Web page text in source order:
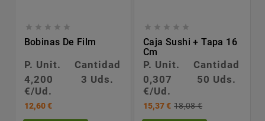
    
Bobinas De Film
P. Unit.
Cantidad
4,200
€/Ud.
3 Uds.
12,60 €
    
Caja Sushi + Tapa 16
Cm
P. Unit.
Cantidad
0,307
€/Ud.
50 Uds.
15,37 € 18,08 €